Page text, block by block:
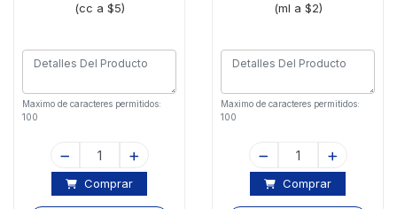
(cc a $5)
Maximo de caracteres permitidos:
100
Comprar
(ml a $2)
Maximo de caracteres permitidos:
100
Comprar